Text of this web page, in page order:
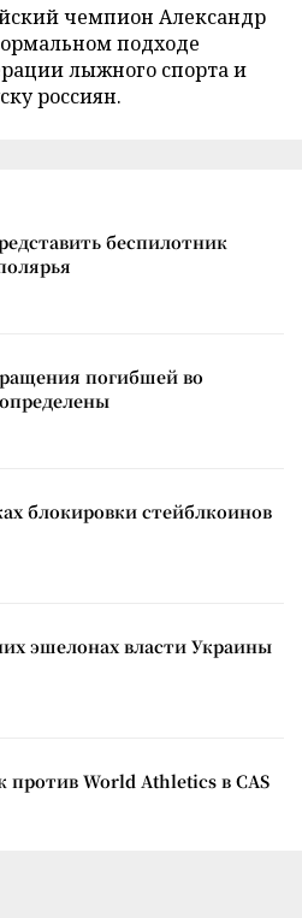
чемпион Александр
подходе
лыжного спорта и
россиян.
беспилотник
погибшей во
блокировки стейблкоинов
эшелонах власти Украины
World Athletics в CAS